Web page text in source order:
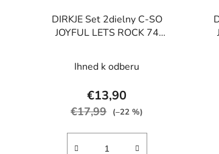
DIRKJE Set 2dielny C-SO
JOYFUL LETS ROCK 74
Ihned k odberu
€13,90
€17,99 (–22 %)